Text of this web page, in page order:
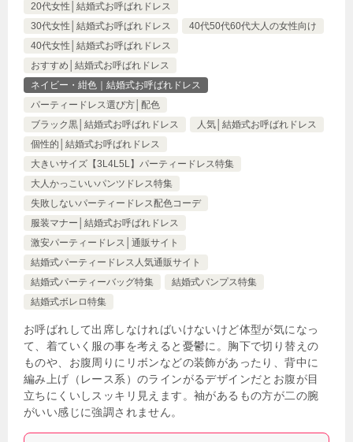
20代女性│結婚式お呼ばれドレス
30代女性│結婚式お呼ばれドレス
40代50代60代大人の女性向け
40代女性│結婚式お呼ばれドレス
おすすめ│結婚式お呼ばれドレス
ネイビー・紺色｜結婚式お呼ばれドレス
パーティードレス選び方│配色
ブラック黒│結婚式お呼ばれドレス
人気│結婚式お呼ばれドレス
個性的│結婚式お呼ばれドレス
大きいサイズ【3L4L5L】パーティードレス特集
大人かっこいいパンツドレス特集
失敗しないパーティードレス配色コーデ
服装マナー│結婚式お呼ばれドレス
激安パーティードレス│通販サイト
結婚式パーティードレス人気通販サイト
結婚式パーティーバッグ特集
結婚式パンプス特集
結婚式ボレロ特集
お呼ばれして出席しなければいけないけど体型が気になっ
て、着ていく服の事を考えると憂鬱に。胸下で切り替えの
ものや、お腹周りにリボンなどの装飾があったり、背中に
編み上げ（レース系）のラインがるデザインだとお腹が目
立ちにくいしスッキリ見えます。袖があるもの方が二の腕
がいい感じに強調されません。